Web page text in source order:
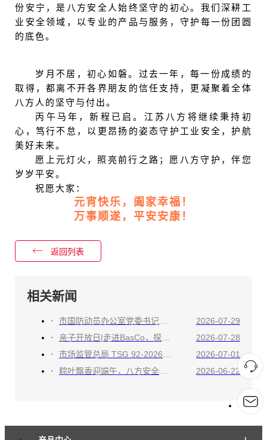
份安宁，是八方安全人始终坚守的初心。我们深耕工
业安全领域，以专业的产品与服务，守护每一份团圆
的底色。
岁月不居，初心如磐。过去一年，每一份成绩的
取得，都离不开各界朋友的信任支持，更凝聚着全体
八方人的坚守与付出。
丙午马年，新程已启。江苏八方将继续秉持初
心，笃行不怠，以更昂扬的姿态守护工业安全，护航
美好未来。
愿上元灯火，照亮前行之路；愿八方守护，伴您
岁岁平安。
祝愿大家：
元宵快乐，阖家幸福！
万事顺遂，平安安康！
返回列表
相关新闻
市国防动员办公室党委书记、主任李强一行莅临江苏八方参观调研
2026-07-29
亲子开放日|走进BasCo，探索工业安全奥秘！
2026-07-28
市场监管总局 TSG 92-2026 新规今日正式实施，八方合规领跑，爆破片全面适配！
2026-07-01
粽叶飘香迎端午，八方安全暖人心
2026-06-22